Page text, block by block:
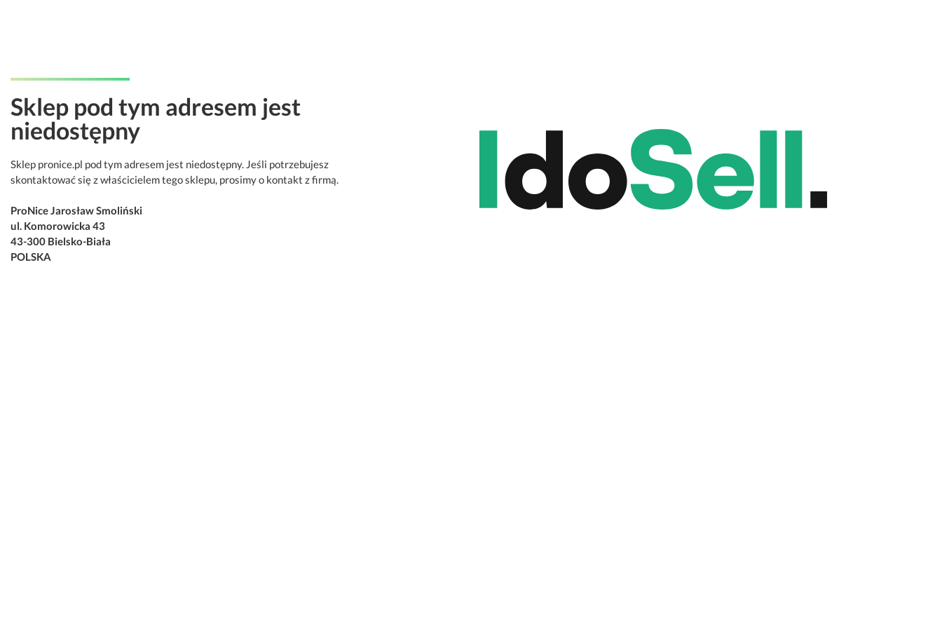
Sklep pod tym adresem jest
niedostępny
Sklep pronice.pl pod tym adresem jest niedostępny. Jeśli potrzebujesz
skontaktować się z właścicielem tego sklepu, prosimy o kontakt z firmą.
ProNice Jarosław Smoliński
ul. Komorowicka 43
43-300 Bielsko-Biała
POLSKA